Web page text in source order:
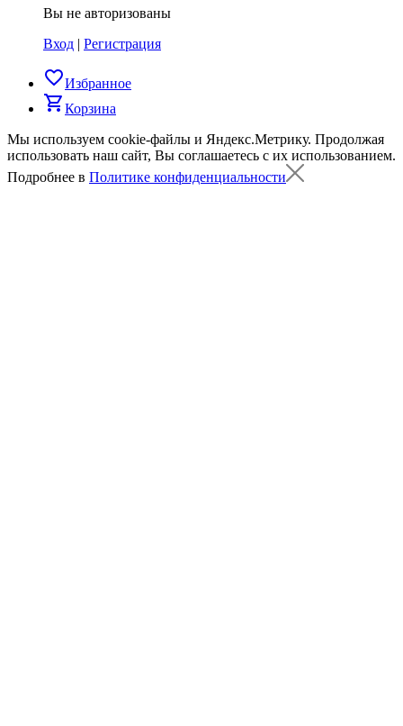
Вы не авторизованы
Вход | Регистрация
favorite_borderИзбранное
shopping_cartКорзина
Мы используем cookie-файлы и Яндекс.Метрику. Продолжая
использовать наш сайт, Вы соглашаетесь с их использованием.
Подробнее в Политике конфиденциальности